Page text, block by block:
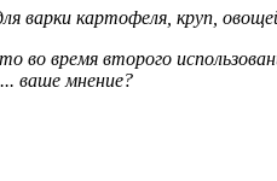
варки картофеля, круп,
время второго
ваше мнение?